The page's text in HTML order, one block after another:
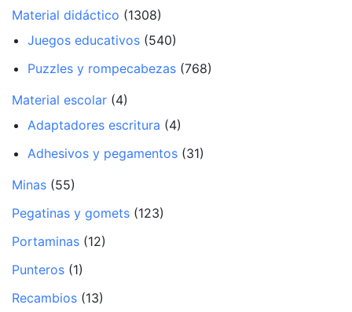
Material didáctico (1308)
Juegos educativos (540)
Puzzles y rompecabezas (768)
Material escolar (4)
Adaptadores escritura (4)
Adhesivos y pegamentos (31)
Minas (55)
Pegatinas y gomets (123)
Portaminas (12)
Punteros (1)
Recambios (13)